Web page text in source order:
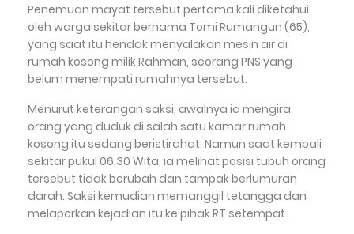
Penemuan mayat tersebut pertama kali diketahui
oleh warga sekitar bernama Tomi Rumangun (65),
yang saat itu hendak menyalakan mesin air di
rumah kosong milik Rahman, seorang PNS yang
belum menempati rumahnya tersebut.
Menurut keterangan saksi, awalnya ia mengira
orang yang duduk di salah satu kamar rumah
kosong itu sedang beristirahat. Namun saat kembali
sekitar pukul 06.30 Wita, ia melihat posisi tubuh orang
tersebut tidak berubah dan tampak berlumuran
darah. Saksi kemudian memanggil tetangga dan
melaporkan kejadian itu ke pihak RT setempat.